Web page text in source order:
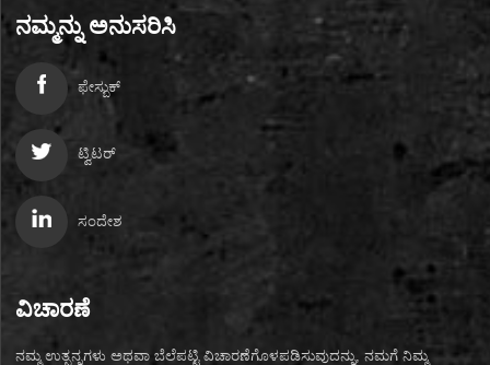
ನಮ್ಮನ್ನು ಅನುಸರಿಸಿ
ಫೇಸ್ಬುಕ್
ಟ್ವಿಟರ್
ಸಂದೇಶ
ವಿಚಾರಣೆ
ನಮ್ಮ ಉತ್ಪನ್ನಗಳು ಅಥವಾ ಬೆಲೆಪಟ್ಟಿ ವಿಚಾರಣೆಗೊಳಪಡಿಸುವುದನ್ನು, ನಮಗೆ ನಿಮ್ಮ